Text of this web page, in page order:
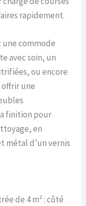
rapidement.
une commode
avec soin, un
ou encore
une
finition pour
en
métal d’un vernis
de 4 m² : côté